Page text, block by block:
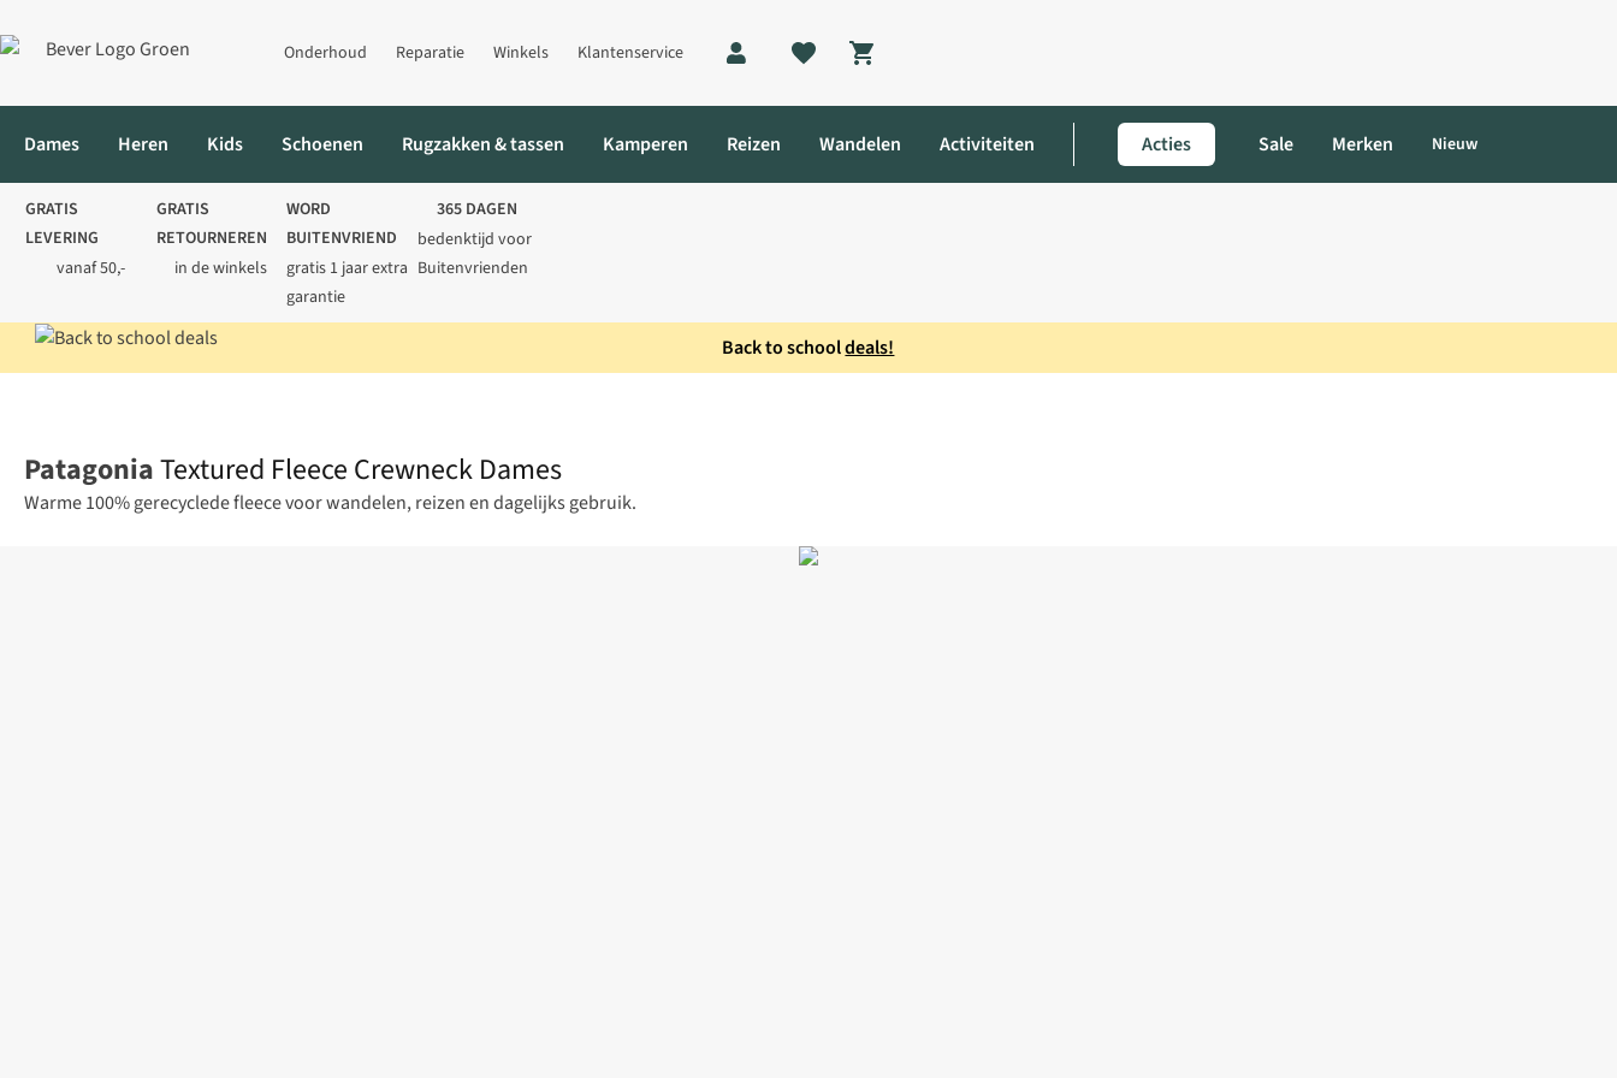
Onderhoud Reparatie Winkels Klantenservice
Shopping cart
Dames Heren Kids Schoenen Rugzakken & tassen Kamperen Reizen Wandelen Activiteiten Acties Sale Merken Nieuw
GRATIS
LEVERING
vanaf 50,-
GRATIS
RETOURNEREN
in de winkels
WORD
BUITENVRIEND
gratis 1 jaar extra
garantie
365 DAGEN
bedenktijd voor
Buitenvrienden
Back to schooldeals!
PatagoniaTextured Fleece Crewneck Dames
Warme 100% gerecyclede fleece voor wandelen, reizen en dagelijks gebruik.